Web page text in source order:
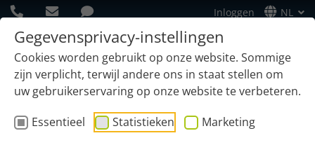
Gegevensprivacy-instellingen
Cookies worden gebruikt op onze website. Sommige
zijn verplicht, terwijl andere ons in staat stellen om
uw gebruikerservaring op onze website te verbeteren.
Essentieel
Statistieken Marketing
Inloggen NL